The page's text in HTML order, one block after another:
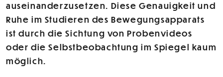
auseinanderzusetzen. Diese Genauigkeit und
Ruhe im Studieren des Bewegungsapparats
ist durch die Sichtung von Probenvideos
oder die Selbstbeobachtung im Spiegel kaum
möglich.